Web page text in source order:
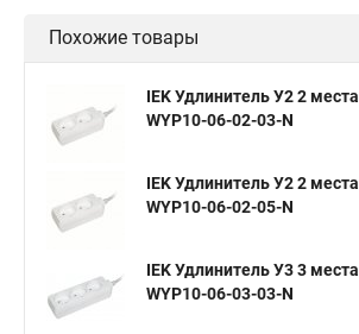
Похожие товары
IEK Удлинитель У2 2 места
WYP10-06-02-03-N
IEK Удлинитель У2 2 места
WYP10-06-02-05-N
IEK Удлинитель У3 3 места
WYP10-06-03-03-N